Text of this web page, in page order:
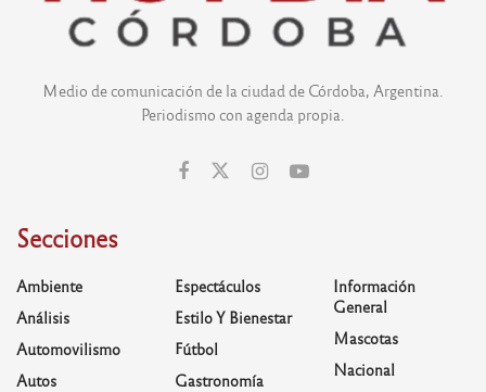
Medio de comunicación de la ciudad de Córdoba, Argentina.
Periodismo con agenda propia.
Secciones
Ambiente
Análisis
Automovilismo
Autos
Espectáculos
Estilo Y Bienestar
Fútbol
Gastronomía
Información
General
Mascotas
Nacional